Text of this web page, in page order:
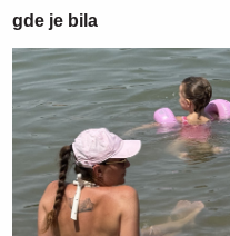
gde je bila